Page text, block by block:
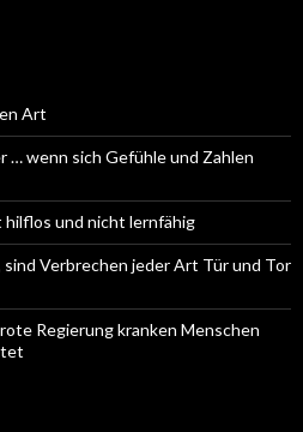
Art
… wenn sich Gefühle und Zahlen
hilflos und nicht lernfähig
Verbrechen jeder Art Tür und Tor
Regierung kranken Menschen